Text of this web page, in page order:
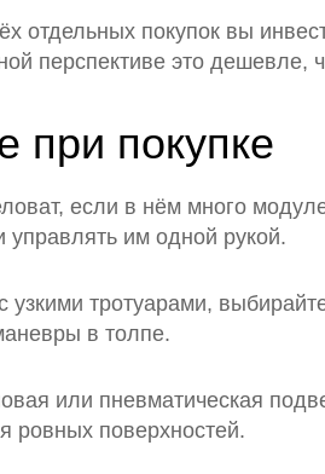
отдельных покупок вы
перспективе это дешевле,
при покупке
если в нём много
им одной рукой.
узкими тротуарами,
в толпе.
или пневматическая
ровных поверхностей.